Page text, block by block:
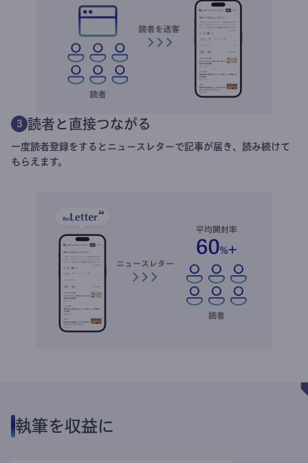
3 読者と直接つながる
一度読者登録をするとニュースレターで記事が届き、読み続けて
もらえます。
執筆を収益に